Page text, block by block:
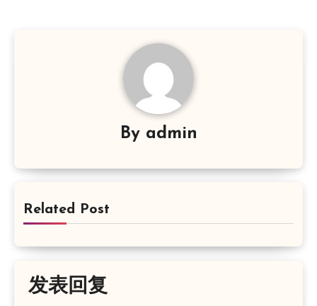
By admin
Related Post
发表回复